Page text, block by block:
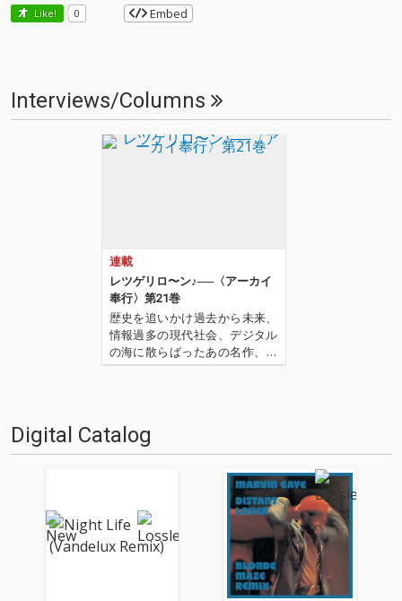
Like! 0 Embed
Interviews/Columns
連載
レツゲリロ〜ン♪──〈アーカイ
奉行〉第21巻
歴史を追いかけ過去から未来、
情報過多の現代社会、デジタル
の海に散らばったあの名作、こ
の名作たちをひとつにまとめる
は…'''1.過去作の最新リマスター
音源 2.これまで未配信…
Digital Catalog